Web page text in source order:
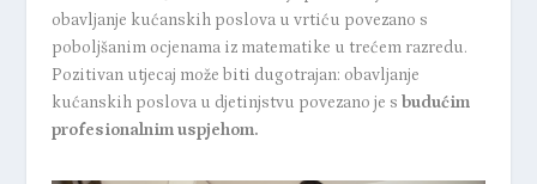
obavljanje kućanskih poslova u vrtiću povezano s
poboljšanim ocjenama iz matematike u trećem razredu.
Pozitivan utjecaj može biti dugotrajan: obavljanje
kućanskih poslova u djetinjstvu povezano je s budućim
profesionalnim uspjehom.